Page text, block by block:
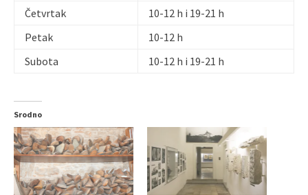
Četvrtak
10-12 h i 19-21 h
Petak
10-12 h
Subota
10-12 h i 19-21 h
Srodno